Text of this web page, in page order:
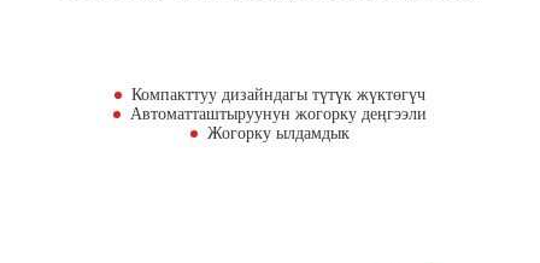
Компакттуу дизайндагы түтүк жүктөгүч
Автоматташтыруунун жогорку деңгээли
Жогорку ылдамдык